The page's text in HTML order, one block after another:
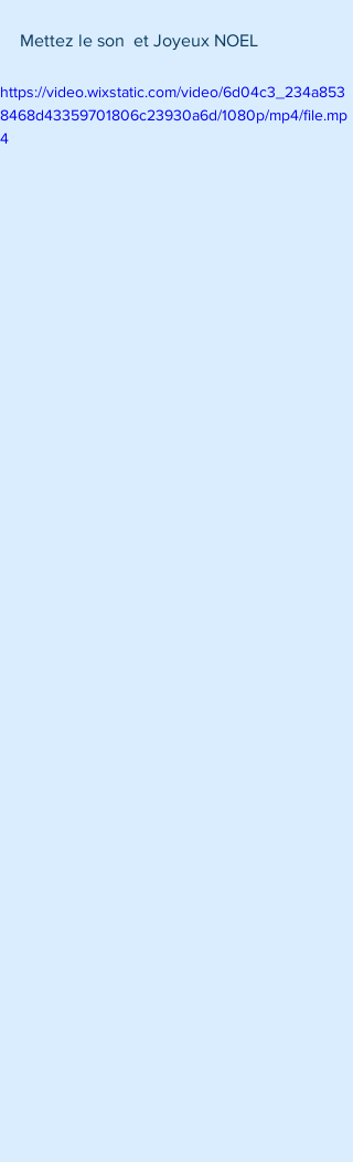
Mettez le son  et Joyeux NOEL
https://video.wixstatic.com/video/6d04c3_234a853
8468d43359701806c23930a6d/1080p/mp4/file.mp
4